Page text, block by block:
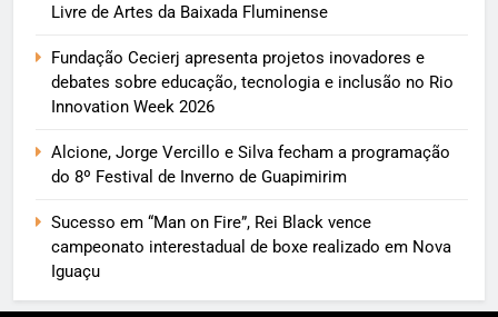
Livre de Artes da Baixada Fluminense
Fundação Cecierj apresenta projetos inovadores e
debates sobre educação, tecnologia e inclusão no Rio
Innovation Week 2026
Alcione, Jorge Vercillo e Silva fecham a programação
do 8º Festival de Inverno de Guapimirim
Sucesso em “Man on Fire”, Rei Black vence
campeonato interestadual de boxe realizado em Nova
Iguaçu